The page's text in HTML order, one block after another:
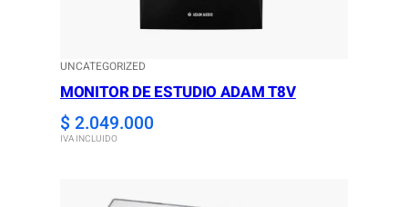
UNCATEGORIZED
MONITOR DE ESTUDIO ADAM T8V
$ 2.049.000
IVA INCLUIDO